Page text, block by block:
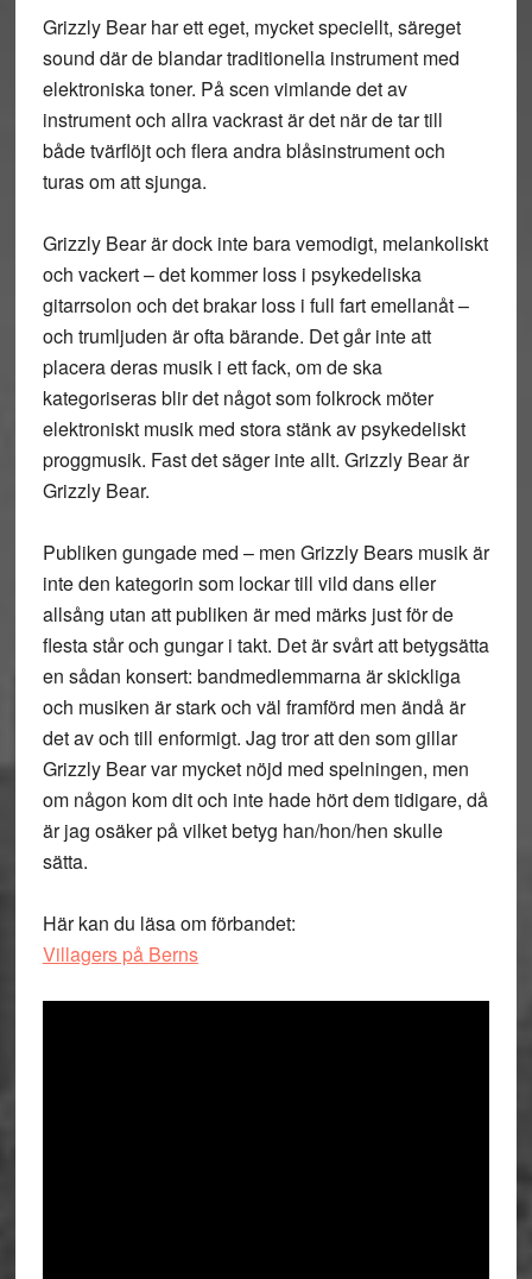
Grizzly Bear har ett eget, mycket speciellt, säreget
sound där de blandar traditionella instrument med
elektroniska toner. På scen vimlande det av
instrument och allra vackrast är det när de tar till
både tvärflöjt och flera andra blåsinstrument och
turas om att sjunga.
Grizzly Bear är dock inte bara vemodigt, melankoliskt
och vackert – det kommer loss i psykedeliska
gitarrsolon och det brakar loss i full fart emellanåt –
och trumljuden är ofta bärande. Det går inte att
placera deras musik i ett fack, om de ska
kategoriseras blir det något som folkrock möter
elektroniskt musik med stora stänk av psykedeliskt
proggmusik. Fast det säger inte allt. Grizzly Bear är
Grizzly Bear.
Publiken gungade med – men Grizzly Bears musik är
inte den kategorin som lockar till vild dans eller
allsång utan att publiken är med märks just för de
flesta står och gungar i takt. Det är svårt att betygsätta
en sådan konsert: bandmedlemmarna är skickliga
och musiken är stark och väl framförd men ändå är
det av och till enformigt. Jag tror att den som gillar
Grizzly Bear var mycket nöjd med spelningen, men
om någon kom dit och inte hade hört dem tidigare, då
är jag osäker på vilket betyg han/hon/hen skulle
sätta.
Här kan du läsa om förbandet:
Villagers på Berns